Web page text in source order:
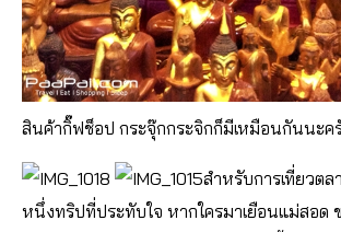
สินค้ากิ๊ฟช็อป กระจุ๊กกระจิกก็มีเหมือนกันนะค
สำหรับการเที่ยวตล
หนึ่งทริปที่ประทับใจ หากใครมาเยือนแม่สอด